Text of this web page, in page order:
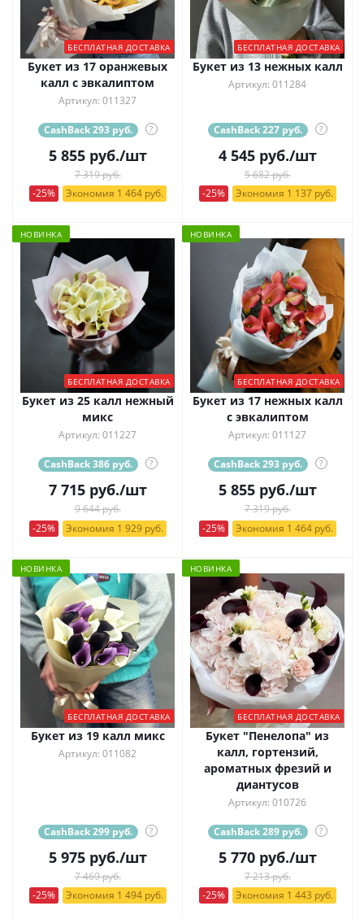
БЕСПЛАТНАЯ ДОСТАВКА
Букет из 17 оранжевых
калл с эвкалиптом
Артикул: 011327
CashBack 293 руб. ?
5 855руб./шт
7 319 руб.
-25%
Экономия 1 464 руб.
БЕСПЛАТНАЯ ДОСТАВКА
Букет из 13 нежных калл
Артикул: 011284
CashBack 227 руб. ?
4 545руб./шт
5 682 руб.
-25%
Экономия 1 137 руб.
НОВИНКА
БЕСПЛАТНАЯ ДОСТАВКА
Букет из 25 калл нежный
микс
Артикул: 011227
CashBack 386 руб. ?
7 715руб./шт
9 644 руб.
-25%
Экономия 1 929 руб.
НОВИНКА
БЕСПЛАТНАЯ ДОСТАВКА
Букет из 17 нежных калл
с эвкалиптом
Артикул: 011127
CashBack 293 руб. ?
5 855руб./шт
7 319 руб.
-25%
Экономия 1 464 руб.
НОВИНКА
БЕСПЛАТНАЯ ДОСТАВКА
Букет из 19 калл микс
Артикул: 011082
CashBack 299 руб. ?
5 975руб./шт
7 469 руб.
-25%
Экономия 1 494 руб.
НОВИНКА
БЕСПЛАТНАЯ ДОСТАВКА
Букет "Пенелопа" из
калл, гортензий,
ароматных фрезий и
диантусов
Артикул: 010726
CashBack 289 руб. ?
5 770руб./шт
7 213 руб.
-25%
Экономия 1 443 руб.